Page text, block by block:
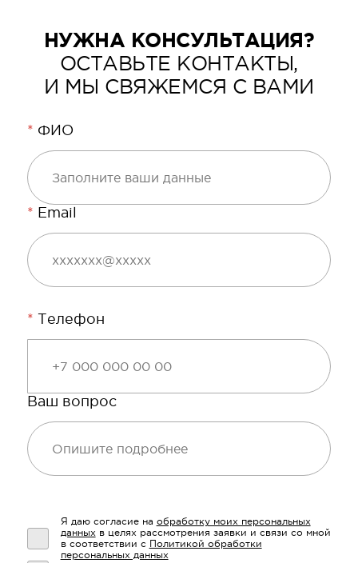
НУЖНА КОНСУЛЬТАЦИЯ?
ОСТАВЬТЕ КОНТАКТЫ,
И МЫ СВЯЖЕМСЯ С ВАМИ
* ФИО
* Email
* Телефон
Ваш вопрос
Я даю согласие на обработку моих персональных
данныхв целях рассмотрения заявки и связи со мной
в соответствии с Политикой обработки
персональных данных